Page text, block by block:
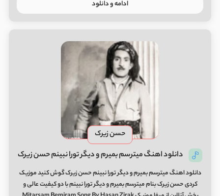
ادامه و دانلود
حسن زیرک
دانلود اهنگ میترسم بمیرم و دیگر تورا نبینم حسن زیرک
دانلود اهنگ میترسم بمیرم و دیگر تورا نبینم حسن زیرک گوش کنید موزیک
کردی حسن زیرک بنام میترسم بمیرم و دیگر تورا نبینم با دو کیفیت عالی و